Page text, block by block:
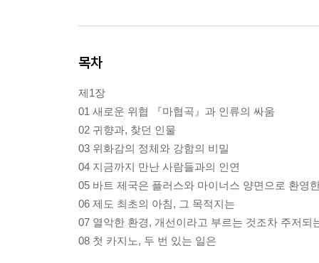
목차
제1장
01 새로운 위협 『마협곡』과 인류의 싸움
02 귀향과, 찾던 인물
03 위화감의 정체와 강함의 비밀
04 지금까지 만난 사람들과의 인연
05 바트 제국은 플러스와 마이너스 양면으로 환영
06 제도 최초의 아침, 그 목적지는
07 열악한 환경, 개선이라고 부르는 것조차 주저되
08 첫 카지노, 두 번 있는 일은